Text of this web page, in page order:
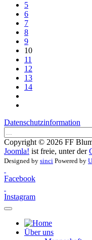
5
6
7
8
9
10
11
12
13
14
Datenschutzinformation
Copyright © 2026 FF
Joomla! ist freie, unter der
Designed by sinci Powered by
Facebook
Instagram
Über uns